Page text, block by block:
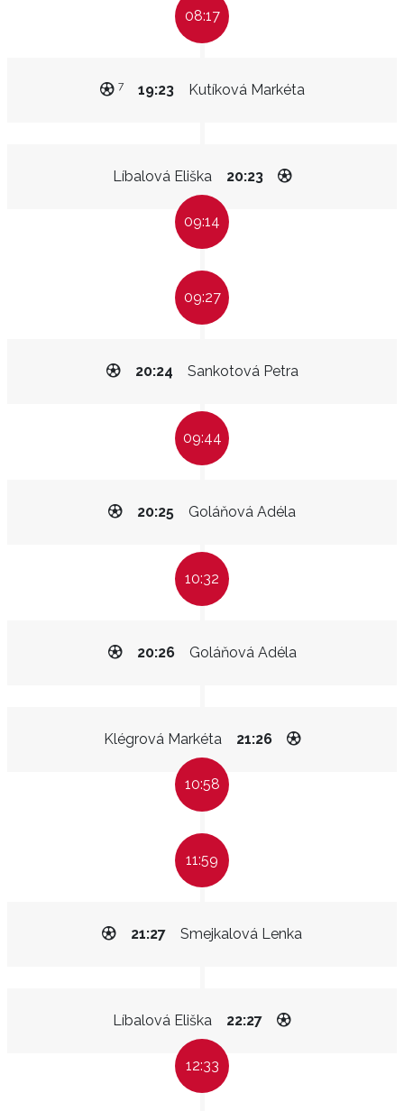
08:17
Kutíková Markéta
19:23
7
Líbalová Eliška 20:23
09:14
09:27
Sankotová Petra
20:24
09:44
Goláňová Adéla
20:25
10:32
Goláňová Adéla
20:26
Klégrová Markéta 21:26
10:58
11:59
Smejkalová Lenka
21:27
Líbalová Eliška 22:27
12:33